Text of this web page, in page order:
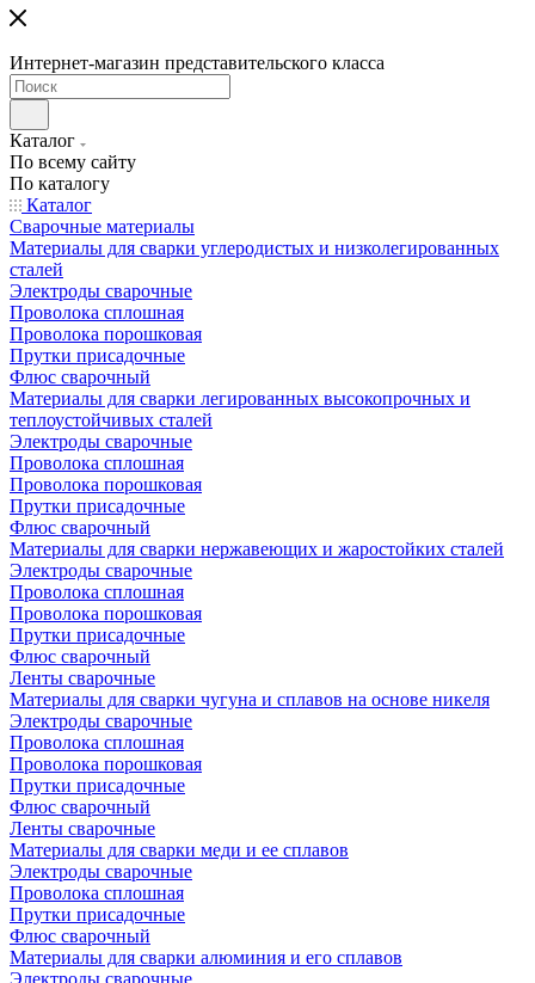
Интернет-магазин представительского класса
Каталог
По всему сайту
По каталогу
Каталог
Сварочные материалы
Материалы для сварки углеродистых и низколегированных
сталей
Электроды сварочные
Проволока сплошная
Проволока порошковая
Прутки присадочные
Флюс сварочный
Материалы для сварки легированных высокопрочных и
теплоустойчивых сталей
Электроды сварочные
Проволока сплошная
Проволока порошковая
Прутки присадочные
Флюс сварочный
Материалы для сварки нержавеющих и жаростойких сталей
Электроды сварочные
Проволока сплошная
Проволока порошковая
Прутки присадочные
Флюс сварочный
Ленты сварочные
Материалы для сварки чугуна и сплавов на основе никеля
Электроды сварочные
Проволока сплошная
Проволока порошковая
Прутки присадочные
Флюс сварочный
Ленты сварочные
Материалы для сварки меди и ее сплавов
Электроды сварочные
Проволока сплошная
Прутки присадочные
Флюс сварочный
Материалы для сварки алюминия и его сплавов
Электроды сварочные